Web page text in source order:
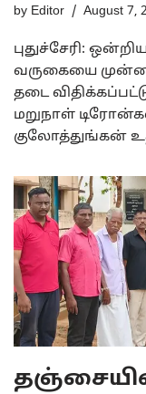
by Editor August 7,
புதுச்சேரி:
வருகையை
தடை
மறுநாள்
குலோத்துங்கன்